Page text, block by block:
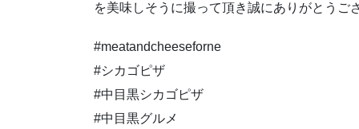
を美味しそうに撮って頂き誠にありがとうご
#meatandcheeseforne
#シカゴピザ
#中目黒シカゴピザ
#中目黒グルメ